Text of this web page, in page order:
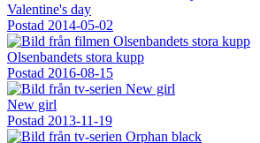
Valentine's day
Postad 2014-05-02
Olsenbandets stora kupp
Postad 2016-08-15
New girl
Postad 2013-11-19